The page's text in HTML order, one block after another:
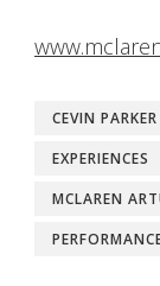
CEVIN PARKER
EXPERIENCES
MCLAREN